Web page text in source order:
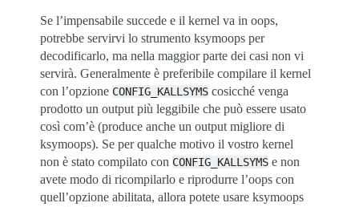
Se l’impensabile succede e il kernel va in oops,
potrebbe servirvi lo strumento ksymoops per
decodificarlo, ma nella maggior parte dei casi non vi
servirà. Generalmente è preferibile compilare il kernel
con l’opzione CONFIG_KALLSYMS cosicché venga
prodotto un output più leggibile che può essere usato
così com’è (produce anche un output migliore di
ksymoops). Se per qualche motivo il vostro kernel
non è stato compilato con CONFIG_KALLSYMS e non
avete modo di ricompilarlo e riprodurre l’oops con
quell’opzione abilitata, allora potete usare ksymoops